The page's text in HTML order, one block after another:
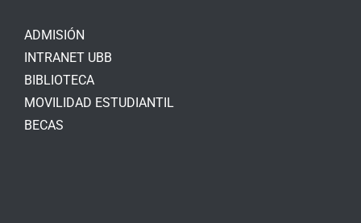
ADMISIÓN
INTRANET UBB
BIBLIOTECA
MOVILIDAD ESTUDIANTIL
BECAS